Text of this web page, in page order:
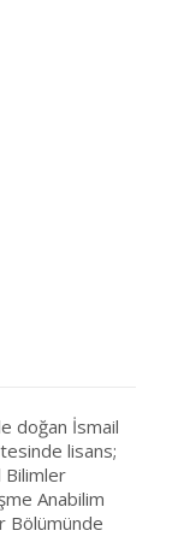
doğan İsmail
lisans;
Bilimler
Anabilim
Bölümünde